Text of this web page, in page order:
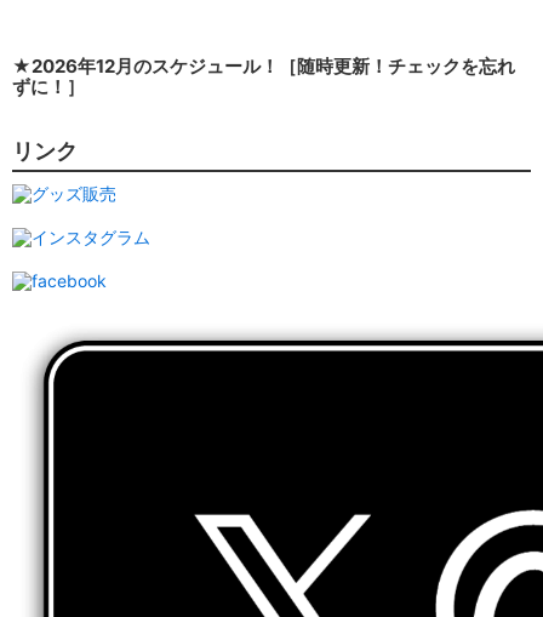
★2026年12月のスケジュール！［随時更新！チェックを忘れ
ずに！］
リンク